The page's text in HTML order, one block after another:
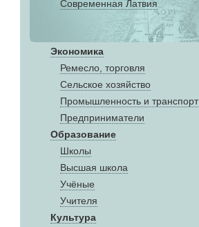
Современная Латвия
Экономика
Ремесло, торговля
Сельское хозяйство
Промышленность и транспорт
Предприниматели
Образование
Школы
Высшая школа
Учёные
Учителя
Культура